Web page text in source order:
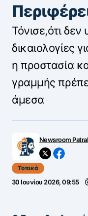
Τόνισε,ότι
δικαιολογίες
η προστασία
γραμμής
άμεσα
Newsroom
Τοπικά
30 Ιουνίου 2026, 09:55